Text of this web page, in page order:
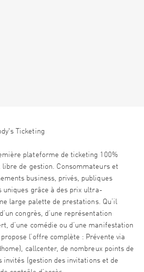
Ticketing
plateforme de ticketing 100%
de gestion. Consommateurs et
business, privés, publiques
uniques grâce à des prix ultra-
large palette de prestations. Qu’il
congrès, d’une représentation
d’une comédie ou d’une manifestation
l’offre complète : Prévente via
callcenter, de nombreux points de
invités (gestion des invitations et de